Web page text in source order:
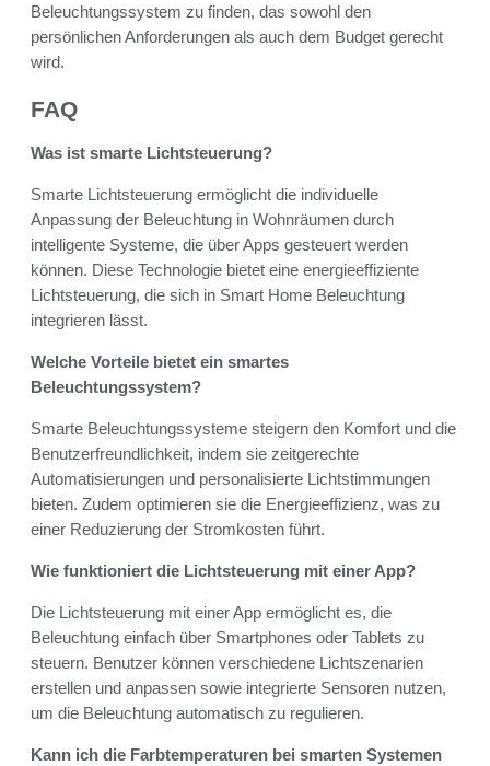
Beleuchtungssystem zu finden, das sowohl den
persönlichen Anforderungen als auch dem Budget gerecht
wird.
FAQ
Was ist smarte Lichtsteuerung?
Smarte Lichtsteuerung ermöglicht die individuelle
Anpassung der Beleuchtung in Wohnräumen durch
intelligente Systeme, die über Apps gesteuert werden
können. Diese Technologie bietet eine energieeffiziente
Lichtsteuerung, die sich in Smart Home Beleuchtung
integrieren lässt.
Welche Vorteile bietet ein smartes
Beleuchtungssystem?
Smarte Beleuchtungssysteme steigern den Komfort und die
Benutzerfreundlichkeit, indem sie zeitgerechte
Automatisierungen und personalisierte Lichtstimmungen
bieten. Zudem optimieren sie die Energieeffizienz, was zu
einer Reduzierung der Stromkosten führt.
Wie funktioniert die Lichtsteuerung mit einer App?
Die Lichtsteuerung mit einer App ermöglicht es, die
Beleuchtung einfach über Smartphones oder Tablets zu
steuern. Benutzer können verschiedene Lichtszenarien
erstellen und anpassen sowie integrierte Sensoren nutzen,
um die Beleuchtung automatisch zu regulieren.
Kann ich die Farbtemperaturen bei smarten Systemen